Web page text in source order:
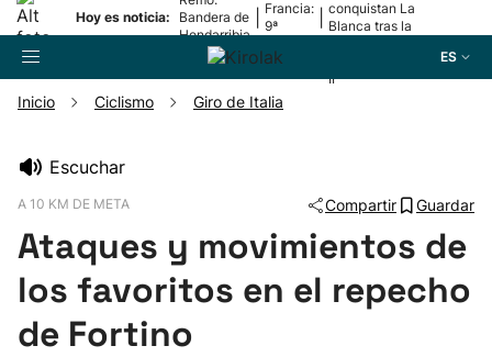
Hoy es noticia:
Bandera de
Hondarribia
Francia:
9ª
conquistan La
Blanca tras la
II
ES
Pelota
Remo
Inicio Ciclismo Giro de Italia
Escuchar
A 10 KM DE META Compartir Guardar
Ataques y movimientos de
los favoritos en el repecho
de Fortino